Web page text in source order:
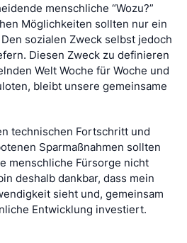
menschliche “Wozu?”
Möglichkeiten sollten nur ein
sozialen Zweck selbst jedoch
Diesen Zweck zu definieren
Welt Woche für Woche und
bleibt unsere gemeinsame
technischen Fortschritt und
Sparmaßnahmen sollten
menschliche Fürsorge nicht
deshalb dankbar, dass mein
sieht und, gemeinsam
Entwicklung investiert.